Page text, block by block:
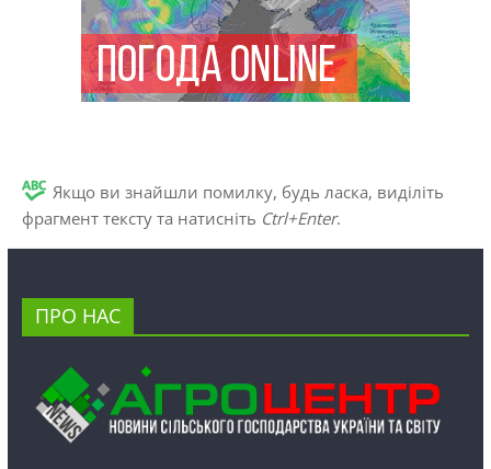
Якщо ви знайшли помилку, будь ласка, виділіть
фрагмент тексту та натисніть Ctrl+Enter.
ПРО НАС